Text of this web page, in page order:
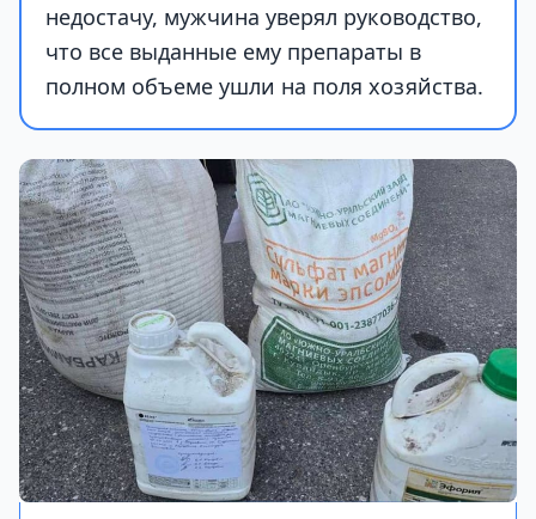
недостачу, мужчина уверял руководство,
что все выданные ему препараты в
полном объеме ушли на поля хозяйства.